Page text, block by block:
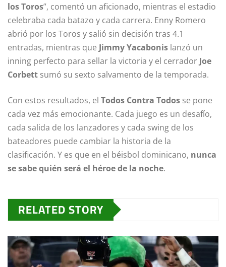
los Toros”, comentó un aficionado, mientras el estadio
celebraba cada batazo y cada carrera. Enny Romero
abrió por los Toros y salió sin decisión tras 4.1
entradas, mientras que Jimmy Yacabonis lanzó un
inning perfecto para sellar la victoria y el cerrador Joe
Corbett sumó su sexto salvamento de la temporada.
Con estos resultados, el Todos Contra Todos se pone
cada vez más emocionante. Cada juego es un desafío,
cada salida de los lanzadores y cada swing de los
bateadores puede cambiar la historia de la
clasificación. Y es que en el béisbol dominicano, nunca
se sabe quién será el héroe de la noche.
RELATED STORY